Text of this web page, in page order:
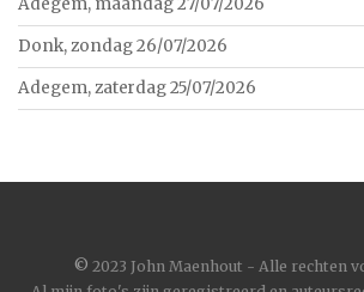
Donk, zondag 26/07/2026
Adegem, zaterdag 25/07/2026
© 2023 John Maenhout - Alle rechten